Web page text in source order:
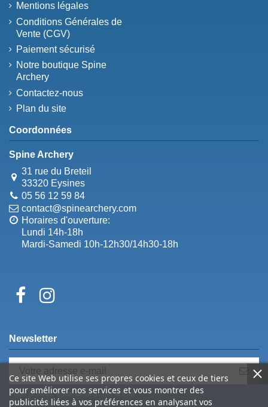
Mentions légales
Conditions Générales de
Vente (CGV)
Paiement sécurisé
Notre boutique Spine
Archery
Contactez-nous
Plan du site
Coordonnées
Spine Archery
31 rue du Breteil
33320 Eysines
05 56 12 59 84
contact@spinearchery.com
Horaires d'ouverture:
Lundi 14h-18h
Mardi-Samedi 10h-12h30/14h30-18h
Ce site Web utilise ses propres cookies et ceux de tiers
pour améliorer nos services et vous montrer des
publicités liées à vos préférences en analysant vos
Newsletter
Vous pouvez vous désinscrire à tout
moment. Vous trouverez pour cela nos